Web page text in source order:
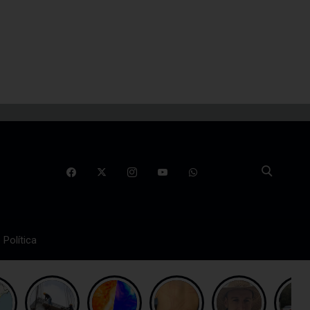
Política